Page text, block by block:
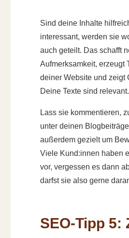
Sind deine Inhalte
interessant, werden sie
auch geteilt. Das schafft
Aufmerksamkeit, erzeugt
deiner Website und zeigt
Deine Texte sind relevant.
Lass sie kommentieren,
unter deinen
außerdem gezielt um
Viele Kund:innen haben
vor, vergessen es dann
darfst sie also gerne
SEO-Tipp 5: